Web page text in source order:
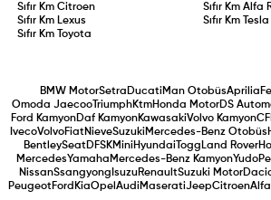
Sıfır KmCitroen Sıfır Km Alfa
Sıfır Km Lexus Sıfır Km
Tesla
Sıfır Km
Toyota
BMW MotorSetra Ducati Man OtobüsAprilia
Omoda JaecooTriumphKtmHonda MotorDS
Ford KamyonDaf KamyonKawasakiVolvo Kamyon
IvecoVolvoFiatNieveSuzuki Mercedes-Benz Otobüs
BentleySeatDFSKMini Hyundai Togg Land Rover
MercedesYamaha Mercedes-Benz KamyonYudo
NissanSsangyong IsuzuRenaultSuzuki Motor
PeugeotFord KiaOpel Audi MaseratiJeepCitroen